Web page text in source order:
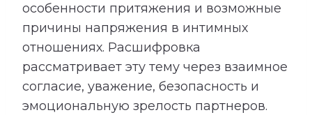
особенности притяжения и возможные
причины напряжения в интимных
отношениях. Расшифровка
рассматривает эту тему через взаимное
согласие, уважение, безопасность и
эмоциональную зрелость партнеров.